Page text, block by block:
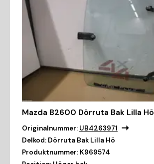
Mazda B2600 Dörruta Bak Lilla Hö
Originalnummer: UB4263971
Delkod: Dörruta Bak Lilla Hö
Produktnummer: K969574